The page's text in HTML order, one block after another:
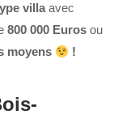
villa avec
800 000 Euros ou
moyens !